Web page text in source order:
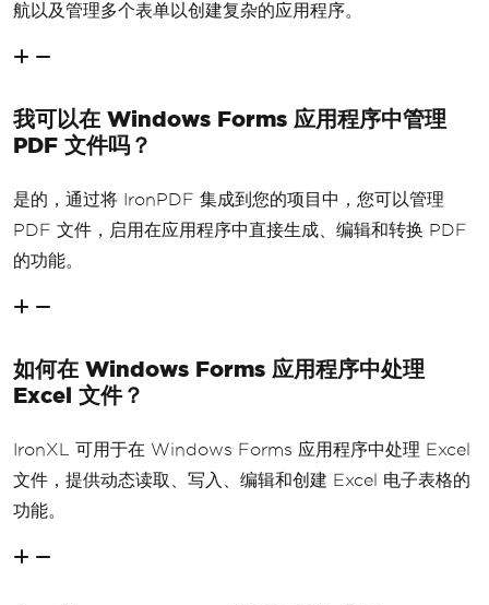
航以及管理多个表单以创建复杂的应用程序。
我可以在 Windows Forms 应用程序中管理
PDF 文件吗？
是的，通过将 IronPDF 集成到您的项目中，您可以管理
PDF 文件，启用在应用程序中直接生成、编辑和转换 PDF
的功能。
如何在 Windows Forms 应用程序中处理
Excel 文件？
IronXL 可用于在 Windows Forms 应用程序中处理 Excel
文件，提供动态读取、写入、编辑和创建 Excel 电子表格的
功能。